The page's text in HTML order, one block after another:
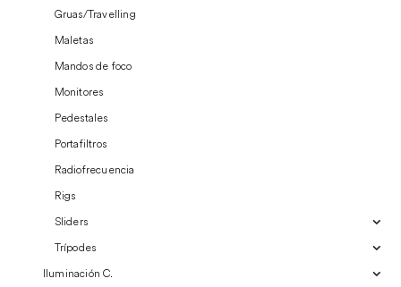
Gruas/Travelling
Maletas
Mandos de foco
Monitores
Pedestales
Portafiltros
Radiofrecuencia
Rigs
Sliders
Trípodes
Iluminación C.